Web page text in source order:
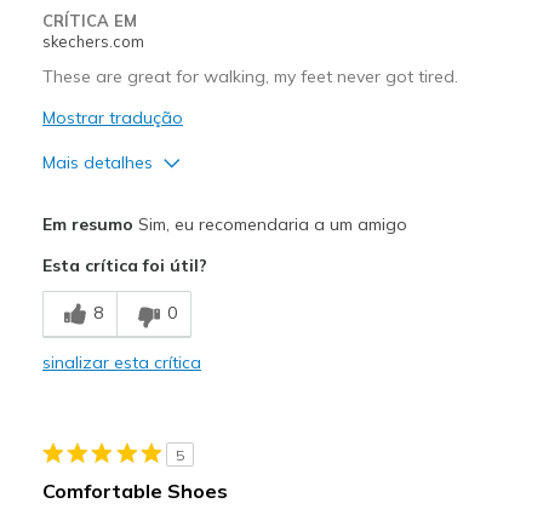
CRÍTICA EM
skechers.com
These are great for walking, my feet never got tired.
Mostrar tradução
Mais detalhes
Breathe Well
Comfortable
Casual Wear
Em resumo Sim, eu recomendaria a um amigo
Esta crítica foi útil?
8 0
sinalizar esta crítica
5
Comfortable Shoes